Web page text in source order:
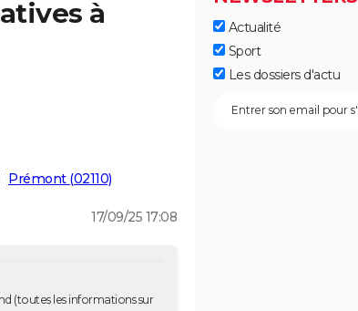
à
Prémont (02110)
17/09/25 17:08
(toutes les informations sur
Actualité
Sport
Les dossiers d'actu